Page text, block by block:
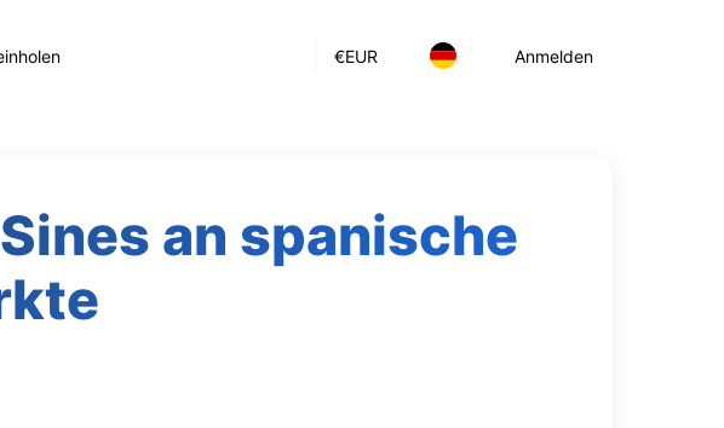
€EUR Anmelden
an spanische